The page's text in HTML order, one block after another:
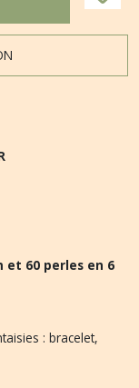
et 60 perles en 6
: bracelet,